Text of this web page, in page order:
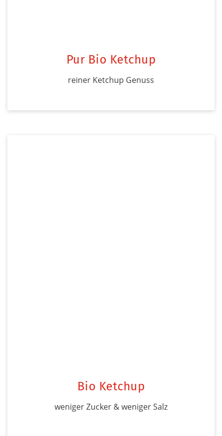
Pur Bio Ketchup
reiner Ketchup Genuss
Bio Ketchup
weniger Zucker & weniger Salz